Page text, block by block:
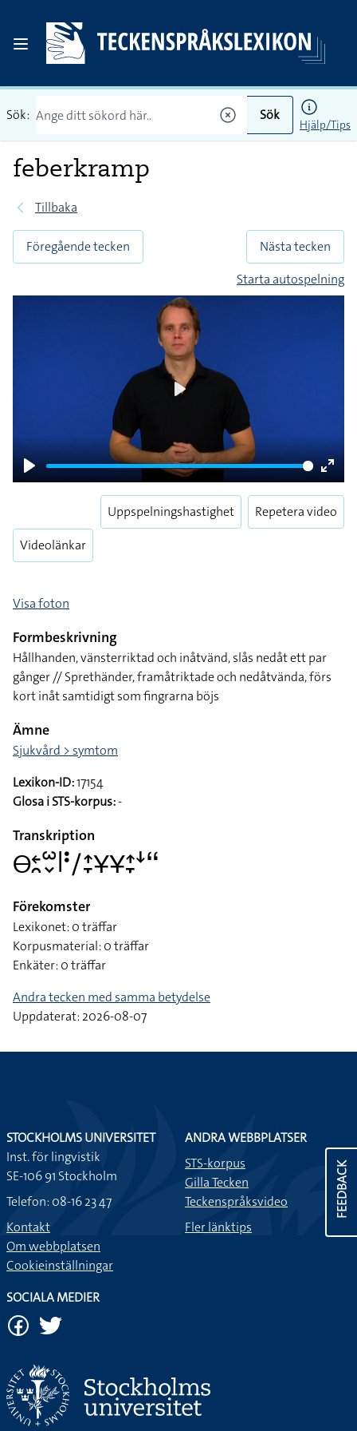
Sök: Sök
Hjälp/Tips
feberkramp
Tillbaka
Föregående tecken
Nästa tecken
Starta autospelning
Play
Enter
Videolänkar
Uppspelningshastighet Repetera video
Visa foton
Formbeskrivning
Hållhanden, vänsterriktad och inåtvänd, slås nedåt ett par
gånger // Sprethänder, framåtriktade och nedåtvända, förs
kort inåt samtidigt som fingrarna böjs
Ämne
Sjukvård > symtom
Lexikon-ID:17154
Glosa i STS-korpus:-
Transkription
􌤫􌥓􌥘􌥱􌦀􌥼􌥻􌥠􌤴􌥙􌥃􌥃􌤴􌥙􌦄􌦨
Förekomster
Lexikonet: 0 träffar
Korpusmaterial: 0 träffar
Enkäter: 0 träffar
Andra tecken med samma betydelse
Uppdaterat: 2026-08-07
FEEDBACK
STOCKHOLMS UNIVERSITET
Inst. för lingvistik
SE-106 91 Stockholm
Telefon: 08-16 23 47
Kontakt
Om webbplatsen
Cookieinställningar
ANDRA WEBBPLATSER
STS-korpus
Gilla Tecken
Teckenspråksvideo
Fler länktips
SOCIALA MEDIER